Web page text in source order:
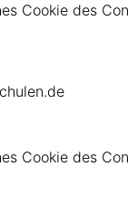
Cookie des
Cookie des